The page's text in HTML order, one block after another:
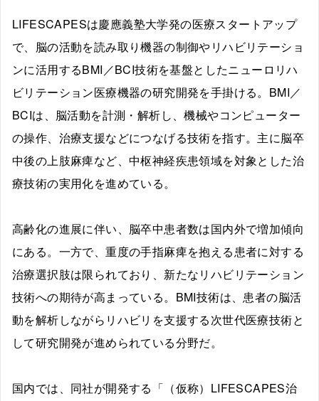
LIFESCAPESは慶應義塾大学発の医療スタートアップ
で、脳の活動を読み取り機器の制御やリハビリテーショ
ンに活用するBMI／BCI技術を基盤としたニューロリハ
ビリテーション医療機器の研究開発を手掛ける。BMI／
BCIは、脳活動を計測・解析し、機械やコンピューター
の操作、治療支援などにつなげる技術を指す。主に脳卒
中後の上肢麻痺など、中枢神経疾患領域を対象とした治
療技術の実用化を進めている。
高齢化の進展に伴い、脳卒中患者数は国内外で増加傾向
にある。一方で、重度の手指麻痺を抱える患者に対する
治療選択肢は限られており、新たなリハビリテーション
技術への期待が高まっている。BMI技術は、患者の脳活
動を解析しながらリハビリを支援する次世代医療技術と
して研究開発が進められている分野だ。
国内では、同社が開発する「（仮称）LIFESCAPES治